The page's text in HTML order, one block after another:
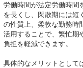
労働時間が法定労働時間
を長くし、閑散期には短
の性質上、柔軟な勤務時
活用することで、繁忙期
負担を軽減できます。
具体的なメリットとして